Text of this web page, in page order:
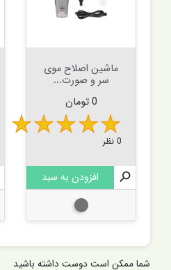
ماشین اصلاح موی
سر و صورت...
قیمت
0 تومان
0 نظر

افزودن به سبد
طوسی
شما ممکن است دوست داشته باشید